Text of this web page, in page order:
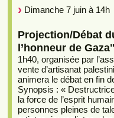
Dimanche 7 juin à 14h
Projection/Débat
l’honneur de
1h40, organisée par
vente d’artisanat
animera le débat en fin
Synopsis : «
la force de l’esprit
personnes pleines de